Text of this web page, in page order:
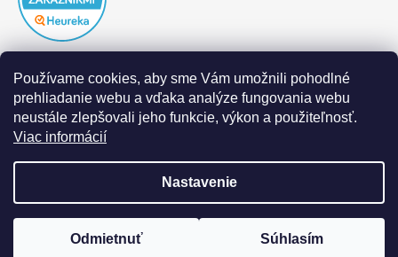
Používame cookies, aby sme Vám umožnili pohodlné
prehliadanie webu a vďaka analýze fungovania webu
neustále zlepšovali jeho funkcie, výkon a použiteľnosť.
Viac informácií
Nastavenie
Odmietnuť Súhlasím
|Realizoval Appgrade
Copyright 2026
. Všetky práva